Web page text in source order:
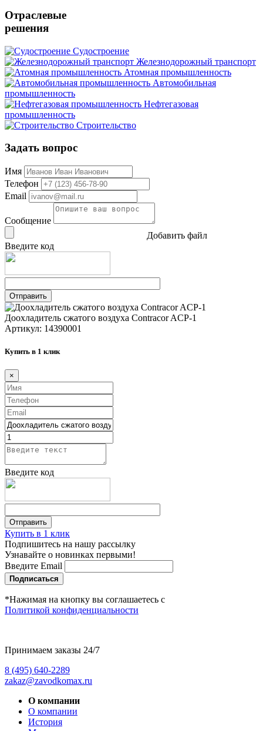
Отраслевые
решения
Судостроение
Железнодорожный транспорт
Атомная промышленность
Автомобильная
промышленность
Нефтегазовая
промышленность
Строительство
Задать вопрос
Имя
Телефон
Email
Сообщение
Добавить файл
Введите код
Доохладитель сжатого воздуха Contracor ACP-1
Артикул: 14390001
Купить в 1 клик
×
Введите код
Купить в 1 клик
Подпишитесь на нашу рассылку
Узнавайте о новинках первыми!
Введите Email
Подписаться
*Нажимая на кнопку вы соглашаетесь с
Политикой конфиденциальности
Принимаем заказы 24/7
8 (495) 640-2289
zakaz@zavodkomax.ru
О компании
О компании
История